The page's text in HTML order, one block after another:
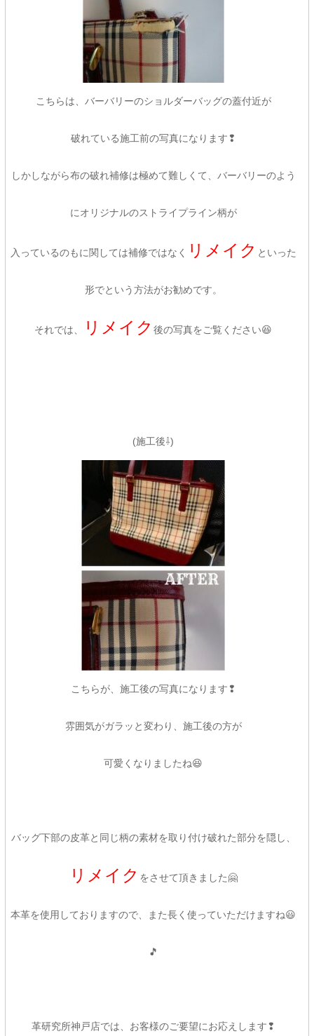
こちらは、バーバリーのショルダーバッグの蓋付近が
破れている施工前の写真になります❢
しかしながら布の破れ補修は極めて難しくて、バーバリーのよう
にオリジナルのストライプライン柄が
入っているのもに関しては補修ではなく リメイク といった
形でという方法がお勧めです。
それでは、 リメイク後の写真をご覧ください😆
(施工後⇩)
こちらが、施工後の写真になります❢
雰囲気がガラッと変わり、施工後の方が
可愛くなりましたね😆
バッグ下部の皮革と同じ柄の素材を取り付け破れた部分を隠し、
リメイク をさせて頂きました🤗
本革を使用しておりますので、また長く使っていただけますね😃
🎵
革研究所神戸店では、お客様のご要望にお応えします❢